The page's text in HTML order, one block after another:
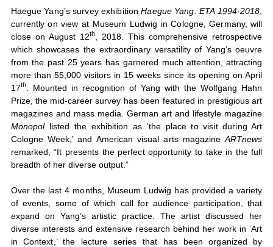
Haegue Yang’s survey exhibitionHaegue Yang: ETA 1994-2018
currently on view at Museum Ludwig in Cologne, Germany, will
close on August 12th, 2018. This comprehensive retrospective
which showcases the extraordinary versatility of Yang’s oeuvre
from the past 25 years has garnered much attention, attracting
more than 55,000 visitors in 15 weeks since its opening on April
17th. Mounted in recognition of Yang with the Wolfgang Hahn
Prize, the mid-career survey has been featured in prestigious art
magazines and mass media. German art and lifestyle magazine
Monopollisted the exhibition as ‘the place to visit during Art
Cologne Week,’ and American visual arts magazineARTnews
remarked, “It presents the perfect opportunity to take in the full
breadth of her diverse output.”
Over the last 4 months, Museum Ludwig has provided a variety
of events, some of which call for audience participation, that
expand on Yang’s artistic practice. The artist discussed her
diverse interests and extensive research behind her work in ‘Art
in Context,’ the lecture series that has been organized by